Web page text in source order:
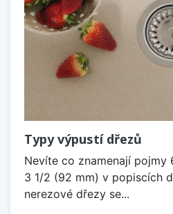
Typy výpustí dřezů
Nevíte co znamenají pojmy
3 1/2 (92 mm) v popiscích
nerezové dřezy se...